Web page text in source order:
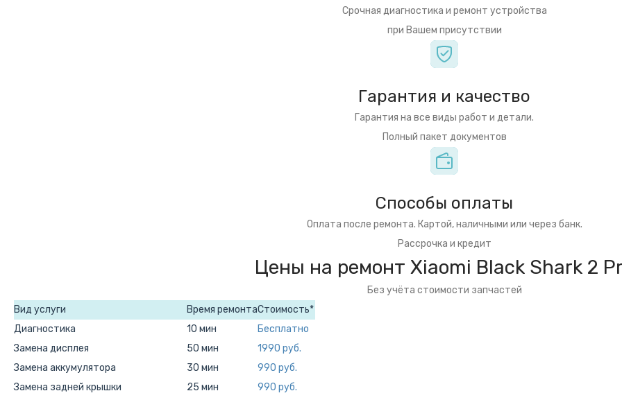
Срочная диагностика и ремонт устройства
при Вашем присутствии
Гарантия и качество
Гарантия на все виды работ и детали.
Полный пакет документов
Способы оплаты
Оплата после ремонта. Картой, наличными или через банк.
Рассрочка и кредит
Цены на ремонт Xiaomi Black Shark 2
Без учёта стоимости запчастей
Вид услуги
Время ремонтаСтоимость*
Диагностика
10 мин
Бесплатно
Замена дисплея
50 мин
1990 руб.
Замена аккумулятора
30 мин
990 руб.
Замена задней крышки
25 мин
990 руб.